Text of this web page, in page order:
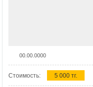
00.00.0000
Стоимость: 5 000 тг.